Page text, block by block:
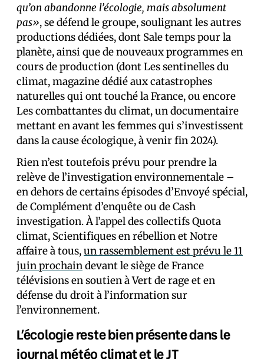
qu’on abandonne l’écologie, mais absolument
pas», se défend le groupe, soulignant les autres
productions dédiées, dont Sale temps pour la
planète, ainsi que de nouveaux programmes en
cours de production (dont Les sentinelles du
climat, magazine dédié aux catastrophes
naturelles qui ont touché la France, ou encore
Les combattantes du climat, un documentaire
mettant en avant les femmes qui s’investissent
dans la cause écologique, à venir fin 2024).
Rien n’est toutefois prévu pour prendre la
relève de l’investigation environnementale –
en dehors de certains épisodes d’Envoyé spécial,
de Complément d’enquête ou de Cash
investigation. À l’appel des collectifs Quota
climat, Scientifiques en rébellion et Notre
affaire à tous,un rassemblement est prévu le 11
juin prochaindevant le siège de France
télévisions en soutien à Vert de rage et en
défense du droit à l’information sur
l’environnement.
L’écologie reste bien présente dans le
journal météo climat et le JT